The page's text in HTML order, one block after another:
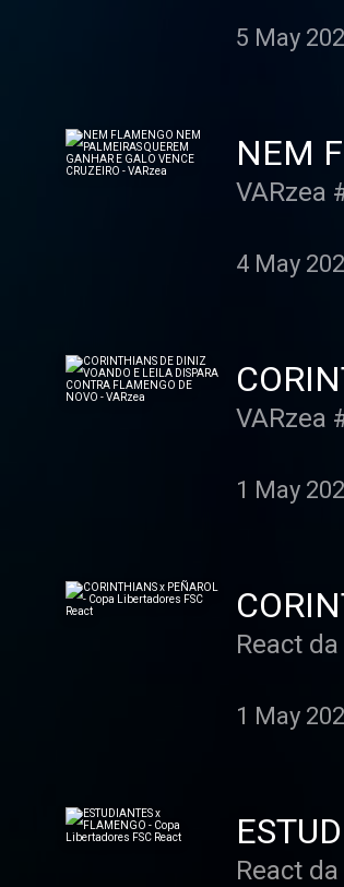
5 May
NEM
VARzea
4 May
VARzea
1 May
React
1 May
React